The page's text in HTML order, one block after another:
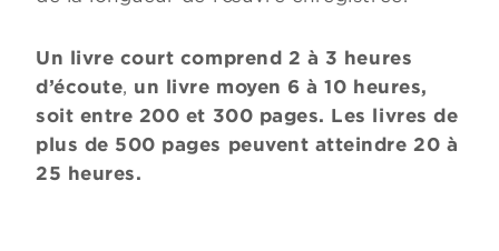
Un livre court comprend 2 à 3 heures
d’écoute, un livre moyen 6 à 10 heures,
soit entre 200 et 300 pages. Les livres de
plus de 500 pages peuvent atteindre 20 à
25 heures.